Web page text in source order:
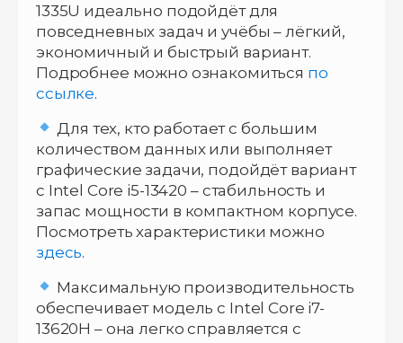
1335U идеально подойдёт для
повседневных задач и учёбы – лёгкий,
экономичный и быстрый вариант.
Подробнее можно ознакомиться по
ссылке.
Для тех, кто работает с большим
количеством данных или выполняет
графические задачи, подойдёт вариант
с Intel Core i5-13420 – стабильность и
запас мощности в компактном корпусе.
Посмотреть характеристики можно
здесь.
Максимальную производительность
обеспечивает модель с Intel Core i7-
13620H – она легко справляется с